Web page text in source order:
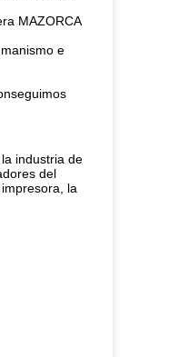
MAZORCA
e
industria de
del
la